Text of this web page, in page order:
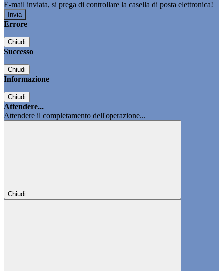
E-mail inviata, si prega di controllare la casella di posta elettronica!
Errore
Chiudi
Successo
Chiudi
Informazione
Chiudi
Attendere...
Attendere il completamento dell'operazione...
Chiudi